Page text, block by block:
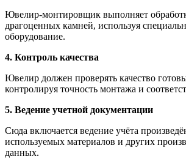
Ювелир-монтировщик выполняет
драгоценных камней, используя
оборудование.
4. Контроль качества
Ювелир должен проверять качество
контролируя точность монтажа и
5. Ведение учетной документации
Сюда включается ведение учёта
используемых материалов и других
данных.